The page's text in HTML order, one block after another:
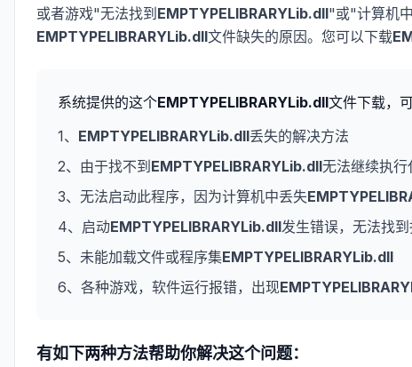
或者游戏"无法找到 EMPTYPELIBRARYLib.dll"或"计算机
EMPTYPELIBRARYLib.dll文件缺失的原因。您可以下载
系统提供的这个EMPTYPELIBRARYLib.dll文件下载，
1、 EMPTYPELIBRARYLib.dll丢失的解决方法
2、由于找不到 EMPTYPELIBRARYLib.dll无法继续执行
3、无法启动此程序，因为计算机中丢失
4、启动EMPTYPELIBRARYLib.dll发生错误，无法找
5、未能加载文件或程序集EMPTYPELIBRARYLib.dll
6、各种游戏，软件运行报错，出现
有如下两种方法帮助你解决这个问题：